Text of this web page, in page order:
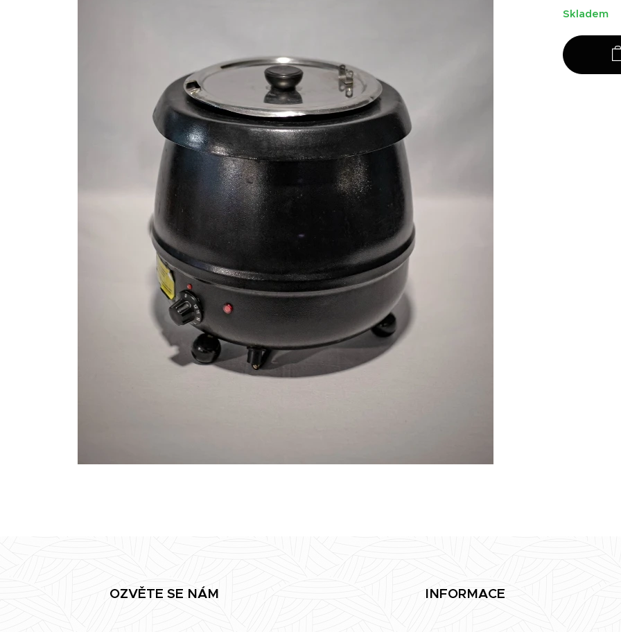
Skladem
OZVĚTE SE NÁM INFORMACE